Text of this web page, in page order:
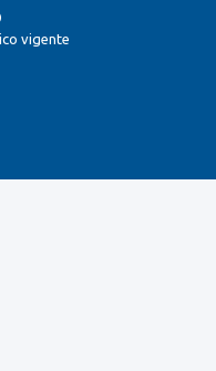
vigente